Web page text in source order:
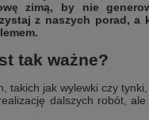
zimą, by nie
z naszych porad, a
tak ważne?
jak wylewki czy
dalszych robót,